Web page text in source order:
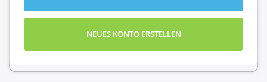
NEUES KONTO ERSTELLEN